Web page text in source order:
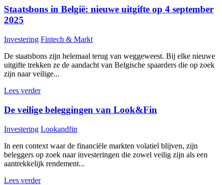
Staatsbons in België: nieuwe uitgifte op 4 september
2025
Investering Fintech & Markt
De staatsbons zijn helemaal terug van weggeweest. Bij elke nieuwe
uitgifte trekken ze de aandacht van Belgische spaarders die op zoek
zijn naar veilige...
Lees verder
De veilige beleggingen van Look&Fin
Investering Lookandfin
In een context waar de financiële markten volatiel blijven, zijn
beleggers op zoek naar investeringen die zowel veilig zijn als een
aantrekkelijk rendement...
Lees verder